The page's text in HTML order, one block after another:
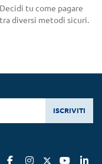
Decidi tu come pagare
tra diversi metodi sicuri.
ISCRIVITI